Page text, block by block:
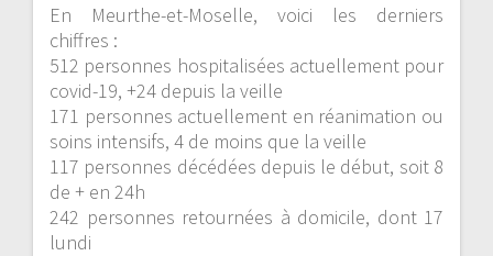
En Meurthe-et-Moselle, voici les derniers
chiffres :
512 personnes hospitalisées actuellement pour
covid-19, +24 depuis la veille
171 personnes actuellement en réanimation ou
soins intensifs, 4 de moins que la veille
117 personnes décédées depuis le début, soit 8
de + en 24h
242 personnes retournées à domicile, dont 17
lundi